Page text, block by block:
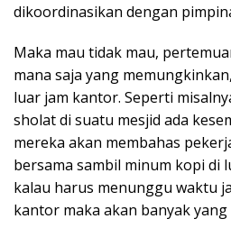
dikoordinasikan dengan
Maka mau tidak mau,
mana saja yang
luar jam kantor. Seperti
sholat di suatu mesjid ada
mereka akan membahas
bersama sambil minum kopi di
kalau harus menunggu waktu
kantor maka akan banyak yang